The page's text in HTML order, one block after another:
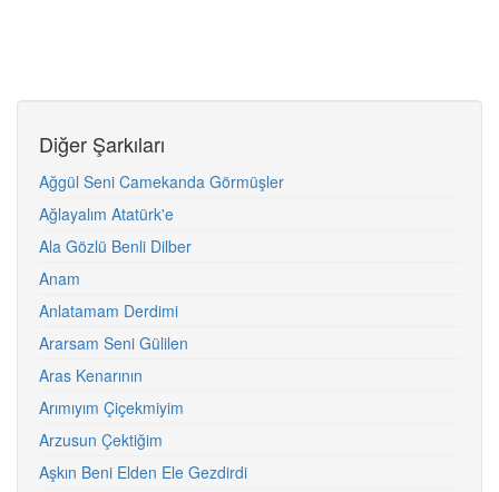
Diğer Şarkıları
Ağgül Seni Camekanda Görmüşler
Ağlayalım Atatürk'e
Ala Gözlü Benli Dilber
Anam
Anlatamam Derdimi
Ararsam Seni Gülilen
Aras Kenarının
Arımıyım Çiçekmiyim
Arzusun Çektiğim
Aşkın Beni Elden Ele Gezdirdi